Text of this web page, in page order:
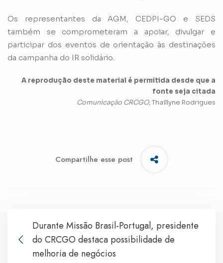
Os representantes da AGM, CEDPI-GO e SEDS
também se comprometeram a apoiar, divulgar e
participar dos eventos de orientação às destinações
da campanha do IR solidário.
A reprodução deste material é permitida desde que a
fonte seja citada
Comunicação CRCGO,Thaillyne Rodrigues
Compartilhe esse post
Durante Missão Brasil-Portugal, presidente
do CRCGO destaca possibilidade de
melhoria de negócios